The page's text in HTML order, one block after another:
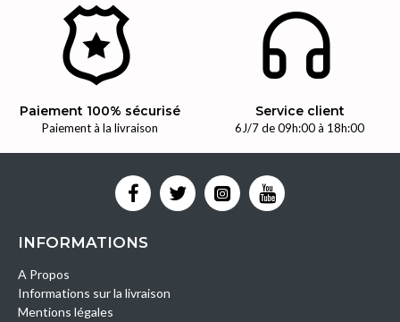
Paiement 100% sécurisé
Paiement à la livraison
Service client
6J/7 de 09h:00 à 18h:00
INFORMATIONS
A Propos
Informations sur la livraison
Mentions légales